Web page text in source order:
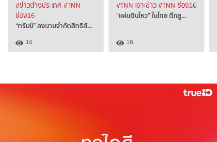
#ข่าวต่างประเทศ #TNN
ช่อง16
“ทรัมป์” ลงนามจำกัดสิทธิสั…
16
#TNN เจาะข่าว#TNN ช่อง16
"แผ่นดินไหว" ในไทย ตึกสู…
16